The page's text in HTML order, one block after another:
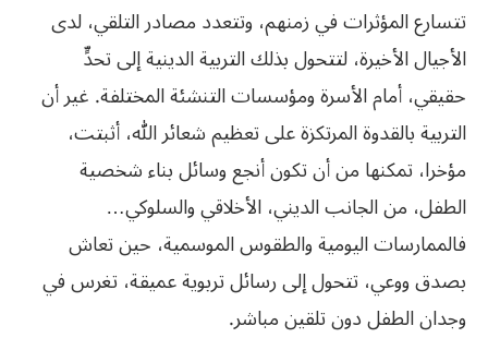
تتسارع المؤثرات في زمنهم، وتتعدد مصادر التلقي، لدى
الأجيال الأخيرة، لتتحول بذلك التربية الدينية إلى تحدٍّ
حقيقي، أمام الأسرة ومؤسسات التنشئة المختلفة. غير أن
التربية بالقدوة المرتكزة على تعظيم شعائر الله، أثبتت،
مؤخرا، تمكنها من أن تكون أنجع وسائل بناء شخصية
الطفل، من الجانب الديني، الأخلاقي والسلوكي…
فالممارسات اليومية والطقوس الموسمية، حين تعاش
بصدق ووعي، تتحول إلى رسائل تربوية عميقة، تغرس في
وجدان الطفل دون تلقين مباشر.